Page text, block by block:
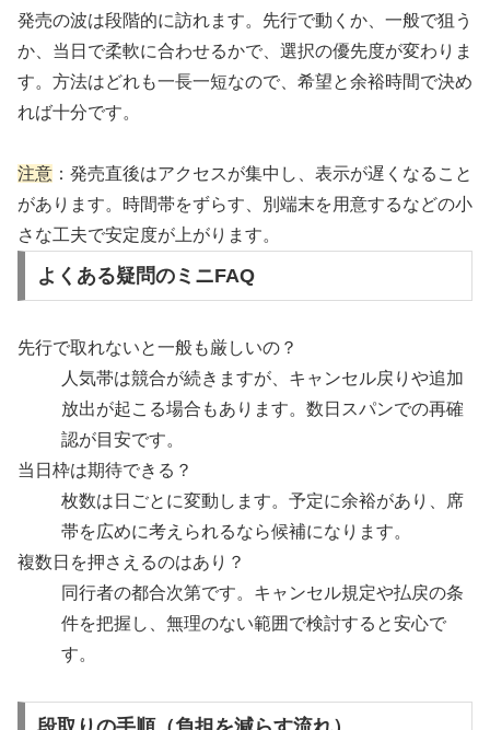
発売の波は段階的に訪れます。先行で動くか、一般で狙う
か、当日で柔軟に合わせるかで、選択の優先度が変わりま
す。方法はどれも一長一短なので、希望と余裕時間で決め
れば十分です。
注意 ：発売直後はアクセスが集中し、表示が遅くなること
があります。時間帯をずらす、別端末を用意するなどの小
さな工夫で安定度が上がります。
よくある疑問のミニFAQ
先行で取れないと一般も厳しいの？
人気帯は競合が続きますが、キャンセル戻りや追加
放出が起こる場合もあります。数日スパンでの再確
認が目安です。
当日枠は期待できる？
枚数は日ごとに変動します。予定に余裕があり、席
帯を広めに考えられるなら候補になります。
複数日を押さえるのはあり？
同行者の都合次第です。キャンセル規定や払戻の条
件を把握し、無理のない範囲で検討すると安心で
す。